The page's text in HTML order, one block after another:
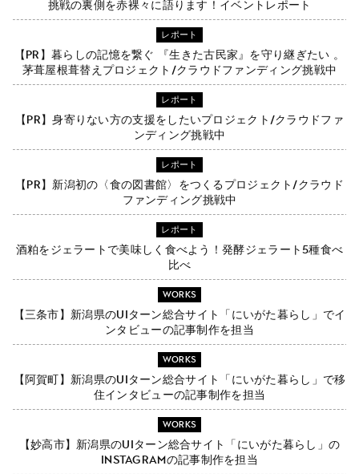
挑戦の裏側を赤裸々に語ります！イベントレポート
レポート
【PR】暮らしの記憶を繋ぐ 『生きた古民家』を守り継ぎたい 。
茅葺屋根葺替えプロジェクト/クラウドファンディング挑戦中
レポート
【PR】身寄りない方の支援をしたいプロジェクト/クラウドファ
ンディング挑戦中
レポート
【PR】新潟初の〈食の図書館〉をつくるプロジェクト/クラウド
ファンディング挑戦中
レポート
酒粕をジェラートで美味しく食べよう！発酵ジェラート5種食べ
比べ
WORKS
【三条市】新潟県のUIターン総合サイト「にいがた暮らし」でイ
ンタビューの記事制作を担当
WORKS
【阿賀町】新潟県のUIターン総合サイト「にいがた暮らし」で移
住インタビューの記事制作を担当
WORKS
【妙高市】新潟県のUIターン総合サイト「にいがた暮らし」の
Instagramの記事制作を担当